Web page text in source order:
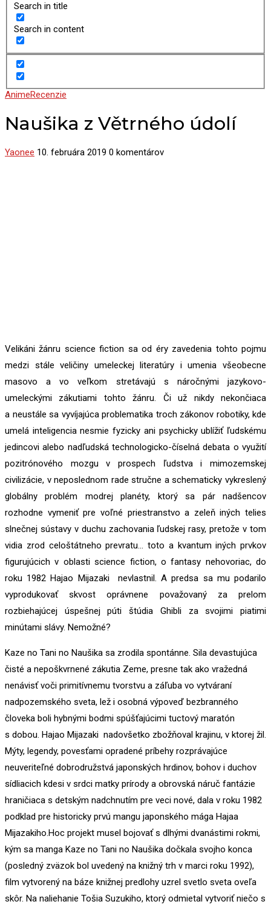
Search in title
Search in content
AnimeRecenzie
Naušika z Větrného údolí
Yaonee 10. februára 2019 0 komentárov
Velikáni žánru science fiction sa od éry zavedenia tohto pojmu
medzi stále veličiny umeleckej literatúry i umenia všeobecne
masovo a vo veľkom stretávajú s náročnými jazykovo-
umeleckými zákutiami tohto žánru. Či už nikdy nekončiaca
a neustále sa vyvíjajúca problematika troch zákonov robotiky, kde
umelá inteligencia nesmie fyzicky ani psychicky ublížiť ľudskému
jedincovi alebo nadľudská technologicko-číselná debata o využití
pozitrónového mozgu v prospech ľudstva i mimozemskej
civilizácie, v neposlednom rade stručne a schematicky vykreslený
globálny problém modrej planéty, ktorý sa pár nadšencov
rozhodne vymeniť pre voľné priestranstvo a zeleň iných telies
slnečnej sústavy v duchu zachovania ľudskej rasy, pretože v tom
vidia zrod celoštátneho prevratu… toto a kvantum iných prvkov
figurujúcich v oblasti science fiction, o fantasy nehovoriac, do
roku 1982 Hajao Mijazaki nevlastnil. A predsa sa mu podarilo
vyprodukovať skvost oprávnene považovaný za prelom
rozbiehajúcej úspešnej púti štúdia Ghibli za svojimi piatimi
minútami slávy. Nemožné?
Kaze no Tani no Naušika sa zrodila spontánne. Sila devastujúca
čisté a nepoškvrnené zákutia Zeme, presne tak ako vražedná
nenávisť voči primitívnemu tvorstvu a záľuba vo vytváraní
nadpozemského sveta, lež i osobná výpoveď bezbranného
človeka boli hybnými bodmi spúšťajúcimi tuctový maratón
s dobou. Hajao Mijazaki nadovšetko zbožňoval krajinu, v ktorej žil.
Mýty, legendy, povesťami opradené príbehy rozprávajúce
neuveriteľné dobrodružstvá japonských hrdinov, bohov i duchov
sídliacich kdesi v srdci matky prírody a obrovská náruč fantázie
hraničiaca s detským nadchnutím pre veci nové, dala v roku 1982
podklad pre historicky prvú mangu japonského mága Hajaa
Mijazakiho.Hoc projekt musel bojovať s dlhými dvanástimi rokmi,
kým sa manga Kaze no Tani no Naušika dočkala svojho konca
(posledný zväzok bol uvedený na knižný trh v marci roku 1992),
film vytvorený na báze knižnej predlohy uzrel svetlo sveta oveľa
skôr. Na naliehanie Tošia Suzukiho, ktorý odmietal vytvoriť niečo s